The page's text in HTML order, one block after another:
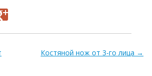
Костяной нож от 3-го лица →